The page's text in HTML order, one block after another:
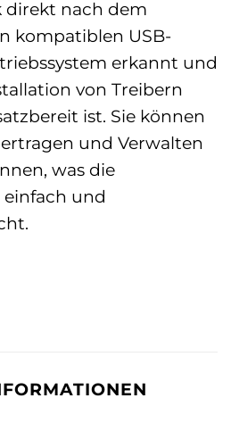
direkt nach dem
kompatiblen USB-
erkannt und
von Treibern
ist. Sie können
und Verwalten
was die
und